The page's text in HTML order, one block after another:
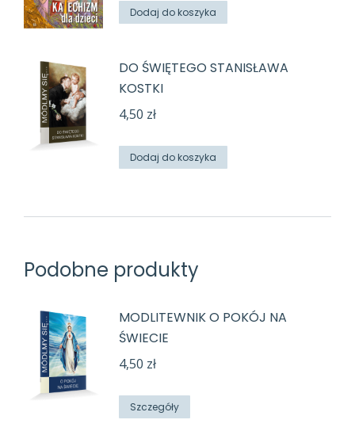
Dodaj do koszyka
DO ŚWIĘTEGO STANISŁAWA
KOSTKI
4,50 zł
Dodaj do koszyka
Podobne produkty
MODLITEWNIK O POKÓJ NA
ŚWIECIE
4,50 zł
Szczegóły